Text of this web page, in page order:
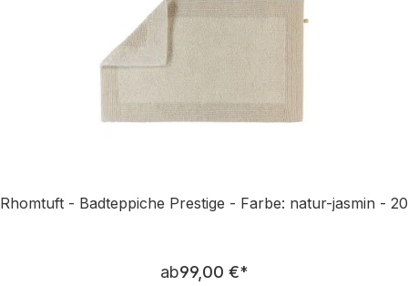
Rhomtuft - Badteppiche Prestige - Farbe: natur-jasmin - 20
Regulärer Preis:
ab99,00 €*